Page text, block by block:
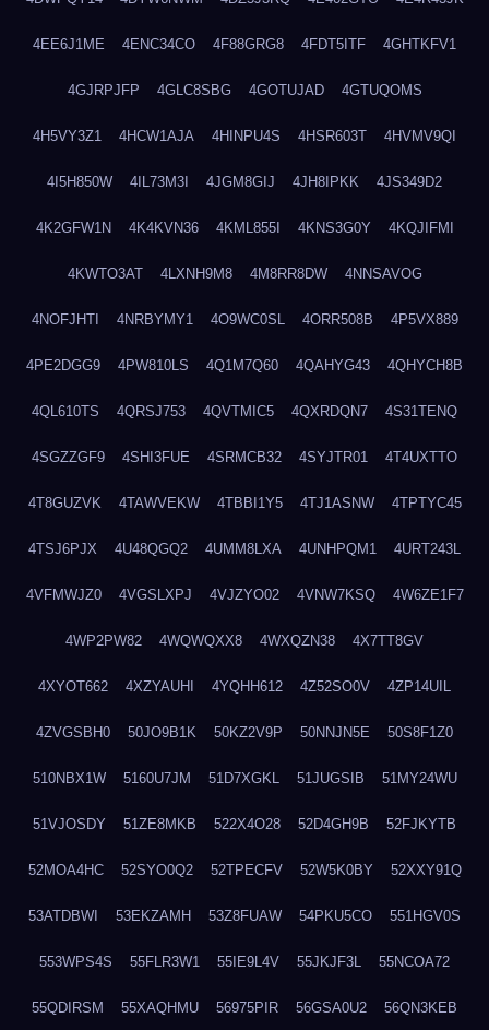
4EE6J1ME 4ENC34CO 4F88GRG8 4FDT5ITF 4GHTKFV1
4GJRPJFP 4GLC8SBG 4GOTUJAD 4GTUQOMS
4H5VY3Z1 4HCW1AJA 4HINPU4S 4HSR603T 4HVMV9QI
4I5H850W 4IL73M3I 4JGM8GIJ 4JH8IPKK 4JS349D2
4K2GFW1N 4K4KVN36 4KML855I 4KNS3G0Y 4KQJIFMI
4KWTO3AT 4LXNH9M8 4M8RR8DW 4NNSAVOG
4NOFJHTI 4NRBYMY1 4O9WC0SL 4ORR508B 4P5VX889
4PE2DGG9 4PW810LS 4Q1M7Q60 4QAHYG43 4QHYCH8B
4QL610TS 4QRSJ753 4QVTMIC5 4QXRDQN7 4S31TENQ
4SGZZGF9 4SHI3FUE 4SRMCB32 4SYJTR01 4T4UXTTO
4T8GUZVK 4TAWVEKW 4TBBI1Y5 4TJ1ASNW 4TPTYC45
4TSJ6PJX 4U48QGQ2 4UMM8LXA 4UNHPQM1 4URT243L
4VFMWJZ0 4VGSLXPJ 4VJZYO02 4VNW7KSQ 4W6ZE1F7
4WP2PW82 4WQWQXX8 4WXQZN38 4X7TT8GV
4XYOT662 4XZYAUHI 4YQHH612 4Z52SO0V 4ZP14UIL
4ZVGSBH0 50JO9B1K 50KZ2V9P 50NNJN5E 50S8F1Z0
510NBX1W 5160U7JM 51D7XGKL 51JUGSIB 51MY24WU
51VJOSDY 51ZE8MKB 522X4O28 52D4GH9B 52FJKYTB
52MOA4HC 52SYO0Q2 52TPECFV 52W5K0BY 52XXY91Q
53ATDBWI 53EKZAMH 53Z8FUAW 54PKU5CO 551HGV0S
553WPS4S 55FLR3W1 55IE9L4V 55JKJF3L 55NCOA72
55QDIRSM 55XAQHMU 56975PIR 56GSA0U2 56QN3KEB